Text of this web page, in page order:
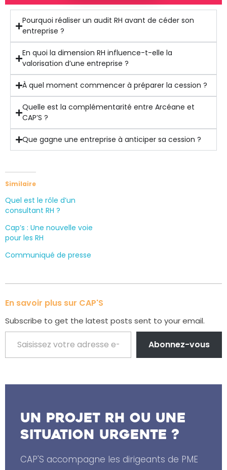
Pourquoi réaliser un audit RH avant de céder son
entreprise ?
En quoi la dimension RH influence-t-elle la
valorisation d’une entreprise ?
À quel moment commencer à préparer la cession ?
Quelle est la complémentarité entre Arcéane et
CAP’S ?
Que gagne une entreprise à anticiper sa cession ?
Similaire
Quel est le rôle d’un
consultant RH ?
Cap’s : Une nouvelle voie
pour les RH
Communiqué de presse
En savoir plus sur CAP'S
Subscribe to get the latest posts sent to your email.
Abonnez-vous
Un projet RH ou une
situation urgente ?
CAP'S accompagne les dirigeants de PME